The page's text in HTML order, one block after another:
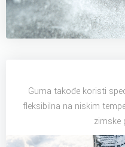
Guma takođe koristi
fleksibilna na niskim
zimske